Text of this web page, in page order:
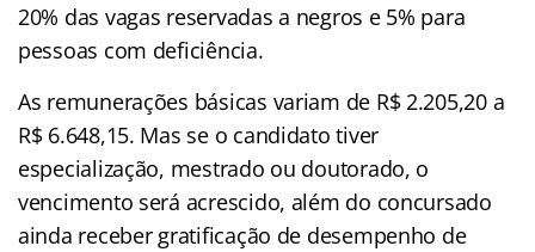
20% das vagas reservadas a negros e 5% para
pessoas com deficiência.
As remunerações básicas variam de R$ 2.205,20 a
R$ 6.648,15. Mas se o candidato tiver
especialização, mestrado ou doutorado, o
vencimento será acrescido, além do concursado
ainda receber gratificação de desempenho de